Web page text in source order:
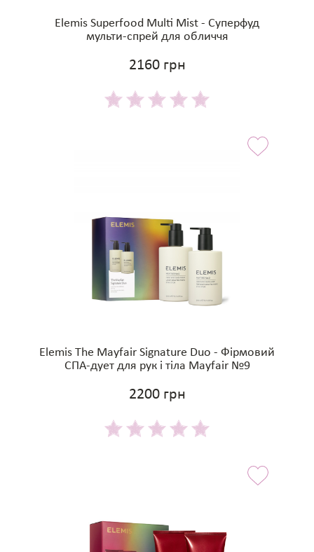
Elemis Superfood Multi Mist - Суперфуд
мульти-спрей для обличчя
2160 грн
Elemis The Mayfair Signature Duo - Фірмовий
СПА-дует для рук і тіла Mayfair №9
2200 грн